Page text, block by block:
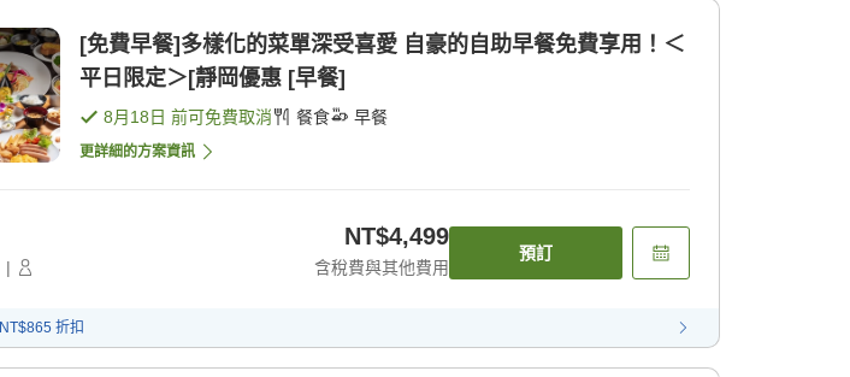
[免費早餐]多樣化的菜單深受喜愛 自豪的自助早餐免費享用！＜
平日限定＞[靜岡優惠 [早餐]
8月18日 前可免費取消 餐食 早餐
更詳細的方案資訊
|
NT$4,499
含稅費與其他費用
預訂
NT$865 折扣